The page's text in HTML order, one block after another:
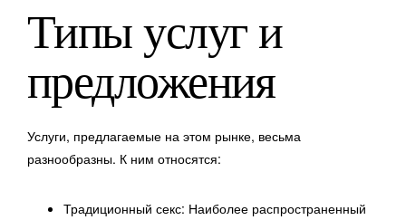
Типы услуг и
предложения
Услуги, предлагаемые на этом рынке, весьма
разнообразны. К ним относятся:
Традиционный секс: Наиболее распространенный